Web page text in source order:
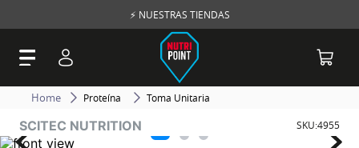
⚡ NUESTRAS TIENDAS
Proteína Toma Unitaria
SCITEC NUTRITION SKU:4955